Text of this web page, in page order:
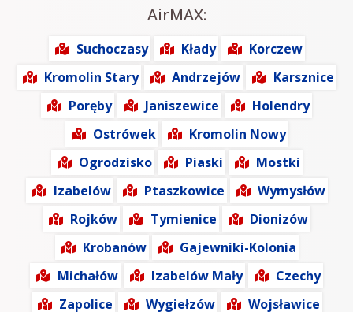
AirMAX:
Suchoczasy Kłady
Korczew
Kromolin Stary
Andrzejów
Karsznice
Poręby
Janiszewice
Holendry
Ostrówek
Kromolin Nowy
Ogrodzisko
Piaski
Mostki
Izabelów
Ptaszkowice
Wymysłów
Rojków
Tymienice
Dionizów
Krobanów
Gajewniki-Kolonia
Michałów
Izabelów Mały
Czechy
Zapolice
Wygiełzów
Wojsławice